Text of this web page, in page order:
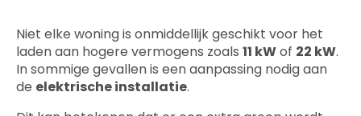
Niet elke woning is onmiddellijk geschikt voor het
laden aan hogere vermogens zoals 11 kWof 22 kW.
In sommige gevallen is een aanpassing nodig aan
de elektrische installatie.